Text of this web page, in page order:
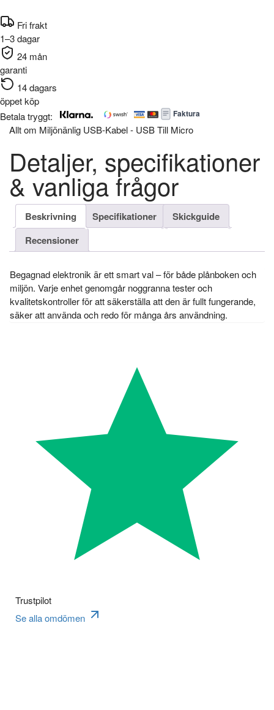
Fri frakt
1–3 dagar
24 mån
garanti
14 dagars
öppet köp
Betala tryggt:
Faktura
Allt om Miljönänlig USB-Kabel - USB Till Micro
Detaljer, specifikationer
& vanliga frågor
Beskrivning Specifikationer
Skickguide
Recensioner
Begagnad elektronik är ett smart val – för både plånboken och
miljön. Varje enhet genomgår noggranna tester och
kvalitetskontroller för att säkerställa att den är fullt fungerande,
säker att använda och redo för många års användning.
Trustpilot
Se alla omdömen